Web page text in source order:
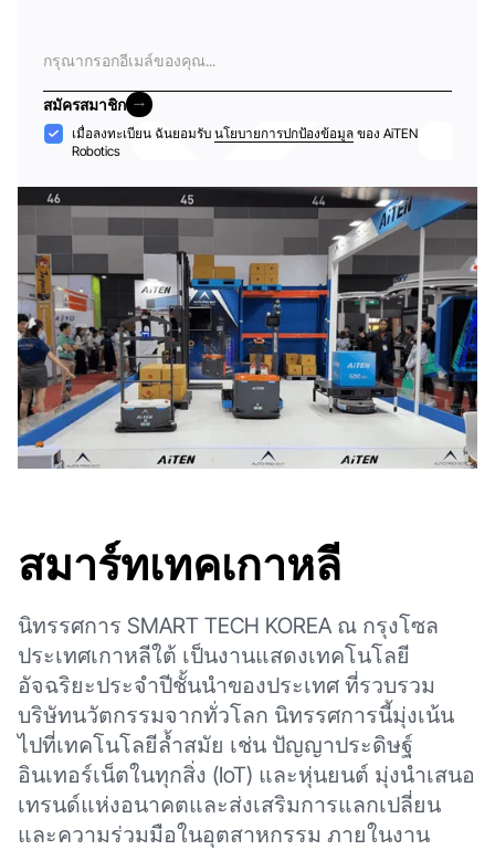
สมัครสมาชิก
สมัครสมาชิก
การ
ยอมรับ
เมื่อลงทะเบียน ฉันยอมรับ นโยบายการปกป้องข้อมูลของ AiTEN
Robotics
สมาร์ทเทคเกาหลี
นิทรรศการ SMART TECH KOREA ณ กรุงโซล
ประเทศเกาหลีใต้ เป็นงานแสดงเทคโนโลยี
อัจฉริยะประจำปีชั้นนำของประเทศ ที่รวบรวม
บริษัทนวัตกรรมจากทั่วโลก นิทรรศการนี้มุ่งเน้น
ไปที่เทคโนโลยีล้ำสมัย เช่น ปัญญาประดิษฐ์
อินเทอร์เน็ตในทุกสิ่ง (IoT) และหุ่นยนต์ มุ่งนำเสนอ
เทรนด์แห่งอนาคตและส่งเสริมการแลกเปลี่ยน
และความร่วมมือในอุตสาหกรรม ภายในงาน